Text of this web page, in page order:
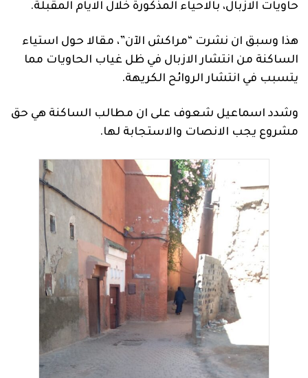
حاويات الازبال، بالاحياء المذكورة خلال الايام المقبلة.
هذا وسبق ان نشرت “مراكش الآن”، مقالا حول استياء
الساكنة من انتشار الازبال في ظل غياب الحاويات مما
يتسبب في انتشار الروائح الكريهة.
وشدد اسماعيل شعوف على ان مطالب الساكنة هي حق
مشروع يجب الانصات والاستجابة لها.